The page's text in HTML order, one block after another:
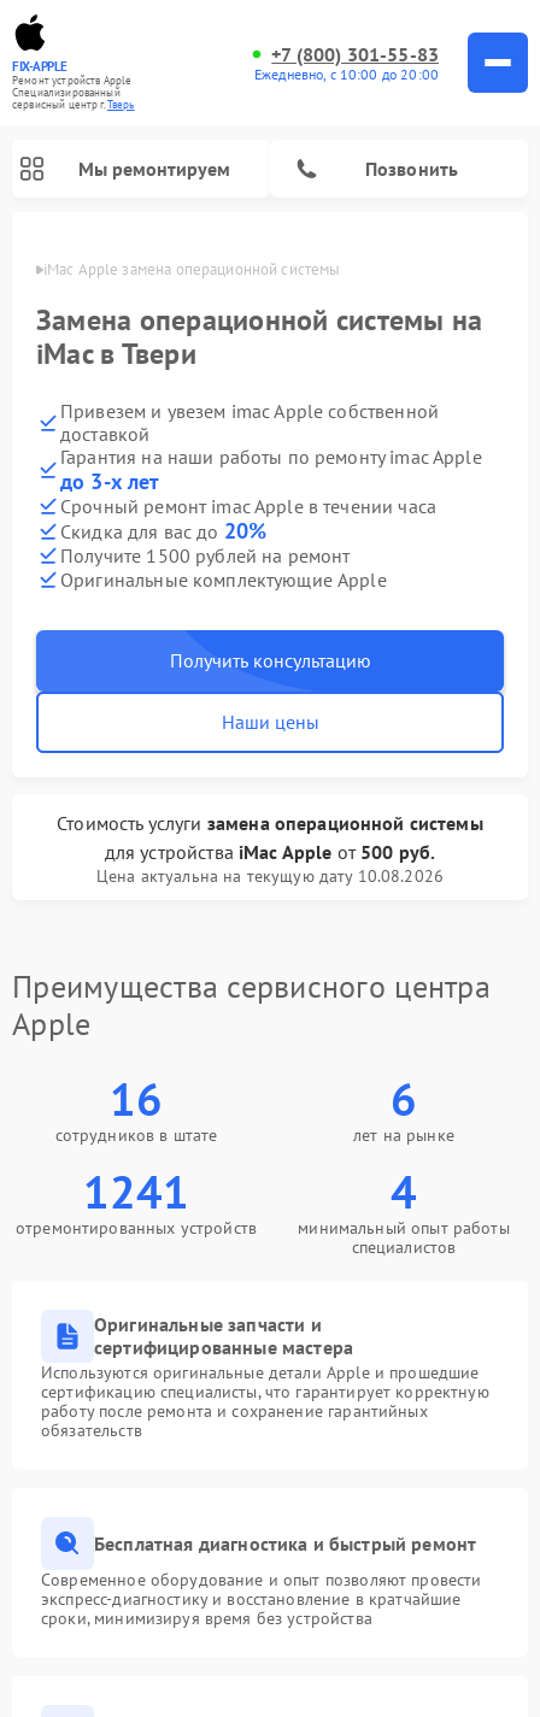
FIX-APPLE
Ремонт устройств Apple
Специализированный
cервисный центр г.Тверь
+7 (800) 301-55-83
Ежедневно, с 10:00 до 20:00
Мы ремонтируем Позвонить
iMac Apple замена операционной системы
Замена операционной системы на
iMac в Твери
Привезем и увезем imac Apple собственной
доставкой
Гарантия на наши работы по ремонту imac Apple
до 3-х лет
Срочный ремонт imac Apple в течении часа
Скидка для вас до 20%
Получите 1500 рублей на ремонт
Оригинальные комплектующие Apple
Получить консультацию
Наши цены
Стоимость услуги замена операционной системы
для устройства iMac Apple от 500 руб.
Цена актуальна на текущую дату 10.08.2026
Преимущества сервисного центра
Apple
16
сотрудников в штате
6
лет на рынке
1241
отремонтированных устройств
4
минимальный опыт работы
специалистов
Оригинальные запчасти и
сертифицированные мастера
Используются оригинальные детали Apple и прошедшие
сертификацию специалисты, что гарантирует корректную
работу после ремонта и сохранение гарантийных
обязательств
Бесплатная диагностика и быстрый ремонт
Современное оборудование и опыт позволяют провести
экспресс-диагностику и восстановление в кратчайшие
сроки, минимизируя время без устройства